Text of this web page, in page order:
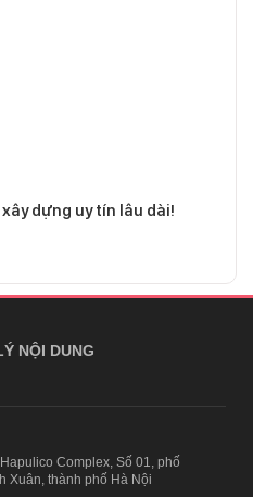
dựng uy tín lâu dài!
NỘI DUNG
Complex, Số 01, phố
Xuân, thành phố Hà Nội